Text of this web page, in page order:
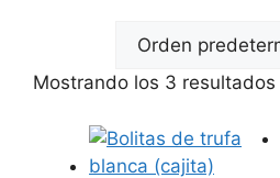
Mostrando los 3 resultados